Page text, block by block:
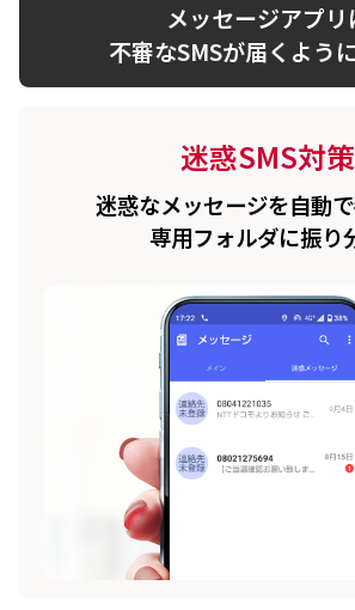
メッセージアプリ
不審なSMSが届くよう
迷惑SMS対策
迷惑なメッセージを自動で
専用フォルダに振り